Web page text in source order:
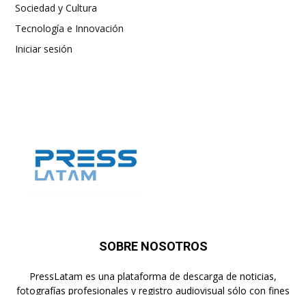
Sociedad y Cultura
Tecnología e Innovación
Iniciar sesión
SOBRE NOSOTROS
PressLatam es una plataforma de descarga de noticias,
fotografías profesionales y registro audiovisual sólo con fines